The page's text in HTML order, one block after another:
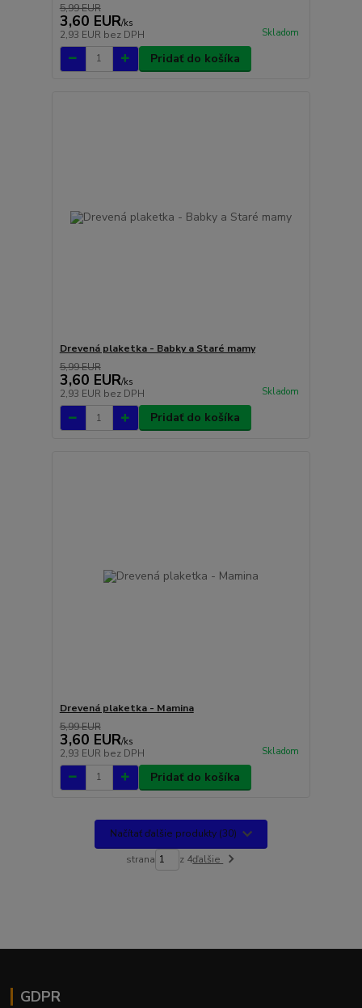
5,99 EUR
3,60 EUR/ks
2,93 EUR bez DPH Skladom
Pridať do košíka
Drevená plaketka - Babky a Staré mamy
5,99 EUR
3,60 EUR/ks
2,93 EUR bez DPH Skladom
Pridať do košíka
Drevená plaketka - Mamina
5,99 EUR
3,60 EUR/ks
2,93 EUR bez DPH Skladom
Pridať do košíka
Načítať ďalšie produkty (30)
strana z 4ďalšie
GDPR